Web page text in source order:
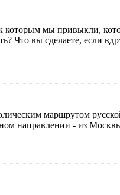
мы привыкли,
Что вы сделаете, если
маршрутом
направлении - из